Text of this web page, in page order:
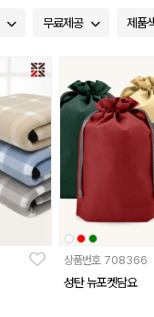
무료제공 제품
상품번호 708366
성탄 뉴포켓담요